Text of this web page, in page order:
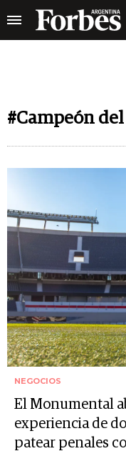
#Campeón
NEGOCIOS
El Monumental
experiencia de
patear penales